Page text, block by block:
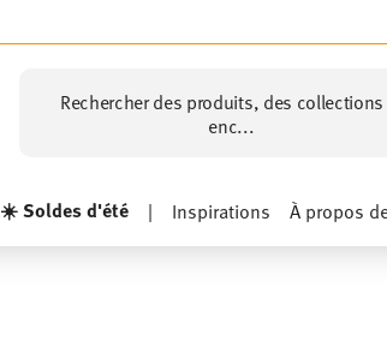
Rechercher des produits, des
enc...
☀️ Soldes d'été | Inspirations À propos